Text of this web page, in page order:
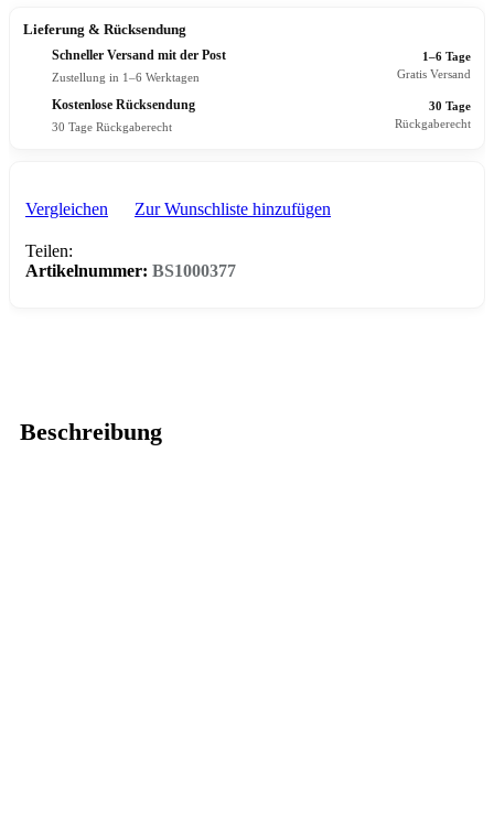
Lieferung & Rücksendung
Schneller Versand mit der Post
Zustellung in 1–6 Werktagen
1–6 Tage
Gratis Versand
Kostenlose Rücksendung
30 Tage Rückgaberecht
30 Tage
Rückgaberecht
Vergleichen Zur Wunschliste hinzufügen
Teilen:
Artikelnummer: BS1000377
Beschreibung